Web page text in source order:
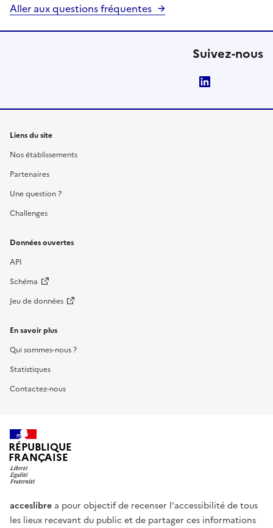
Aller aux questions fréquentes
Suivez-nous
Liens du site
Nos établissements
Partenaires
Une question ?
Challenges
Données ouvertes
API
Schéma
Jeu de données
En savoir plus
Qui sommes-nous ?
Statistiques
Contactez-nous
RÉPUBLIQUE
FRANÇAISE
acceslibre a pour objectif de recenser l'accessibilité de tous
les lieux recevant du public et de partager ces informations